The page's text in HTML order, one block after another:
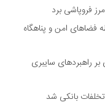
فروپاشی برد
امن و پناهگاه
راهبرد‌های سایبری
بانکی شد